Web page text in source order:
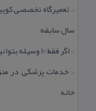
::
سال سابقه
:: اگر فقط 10 وسیله بتوانید بخرید، اولویت با كدام تجهیزات است؟
:: خدمات پزشكی در
خانه